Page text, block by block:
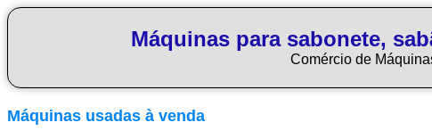
Máquinas para sabonete,
Comércio de
Máquinas usadas à venda